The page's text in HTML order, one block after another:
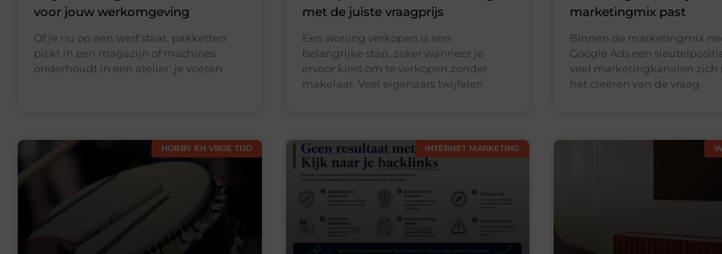
voor jouw werkomgeving
Of je nu op een werf staat, pakketten
pickt in een magazijn of machines
onderhoudt in een atelier: je voeten
met de juiste vraagprijs
Een woning verkopen is een
belangrijke stap, zeker wanneer je
ervoor kiest om te verkopen zonder
makelaar. Veel eigenaars twijfelen
marketingmix past
Binnen de marketingmix
Google Ads een
veel marketingkanalen zich
het creëren van de vraag
HOBBY EN VRIJE TIJD INTERNET MARKETING